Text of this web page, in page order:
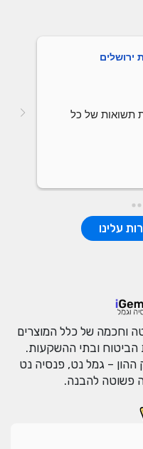
ירושלים
עלינו
וחכמה של כלל המוצרים
הביטוח ובתי ההשקעות.
ההון – גמל נט, פנסיה נט
פשוטה להבנה.